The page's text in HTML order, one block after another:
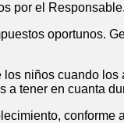
por el Responsable.
oportunos.
niños cuando los
a tener en cuanta
conforme